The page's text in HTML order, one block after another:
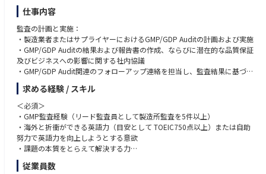
にSMEとして参画する。
・規制当局査察・パートナー監査においてIT関連の指摘事項および推奨事
項のコミュニケーションを支援する。
・AI/MLのGxP展開に向けたバリデーション戦略の実装をDX・ITおよびク
ロスファンクションと協働して推進する。
≪入社後のキャリアパス≫
本ポジションはグローバルQA部門のQA企画部に所属します。入社後はグ
ローバルeComplianceチームの一員として、CSV・データインテグリテ
ィ・ITガバナンスに関する実務経験をグローバルスケールでさらに深める
ことができます。将来的には、チーム内での専門性向上を通じてシニアマ
ネージャーやAssociate Director（eCompliance & IT Governance）へのキ
ャリアアップが期待されます。また、GMP領域にとどまらずR&D・PV・M
A機能へのeCompliance支援経験を積むことで、より広範なGxP品質保証
領域でのリーダーシップポジションへの道も開かれています。AI/ML等の
新技術のGxP適用という新領域においても、将来の中核人材として活躍す
報告能力
• 自律的かつ主体的に業務を推進できること（上位者からの限定的な指導
のもとでも複雑な技術的品質要件を対応できること）
■経験 スキル〈尚可〉
• GMP製造システム（MES、LIMS、EBR、ERPなど）に関するCSVの実務
経験
• CMO/CROなどの外部パートナーとのGxP監査または技術移転の経験（シ
ステム評価・監査管理を含む）
• 製造サイトでの規制当局査察（保健当局またはスポンサー監査）の対応
経験
• ICH Q10およびPIC/S GMPを含むGMP規制に関する深い知識
• データインテグリティ（ALCOA+）原則の理解
• リスクベースアプローチによるCMO/ベンダーシステム評価のための監査
チェックリスト作成・実行能力
• AI/MLバリデーションに関する知識
仕事内容
監査の計画と実施：
・製造業者またはサプライヤーにおけるGMP/GDP Auditの計画および実施
・GMP/GDP Auditの結果および報告書の作成、ならびに潜在的な品質保証
及びビジネスへの影響に関する社内協議
・GMP/GDP Audit関連のフォローアップ連絡を担当し、監査結果に基づく
是正措置（CAPA）の実施状況の監視
・Audit Annual Planの策定支援
・監査員トレーニングの企画・実行、監査に関わるツールの整備や改善
統合リスク管理活動の支援：
・CMOおよびサプライヤーのリスク評価
・デューデリジェンスやサイトセレクションの支援
・品質契約締結支援 （将来的に想定される業務）
求める経験 / スキル
＜必須＞
・GMP監査経験（リード監査員として製造所監査を5件以上）
・海外と折衝ができる英語力（目安として TOEIC750点以上）または自助
努力で英語力を向上しようとする意欲
・課題の本質をとらえて解決する力
・日本語、英語の文書作成能力、発信力
従業員数